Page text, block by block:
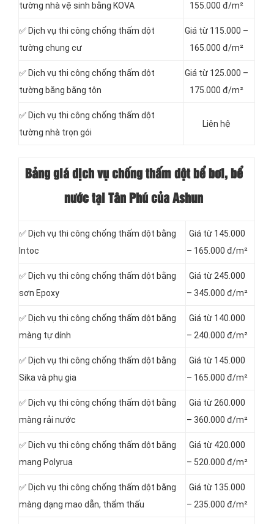
tường nhà vệ sinh bằng KOVA
155.000 đ/m²
✅ Dịch vụ thi công chống thấm dột
tường chung cư
Giá từ 115.000 –
165.000 đ/m²
✅ Dịch vụ thi công chống thấm dột
tường bằng bằng tôn
Giá từ 125.000 –
175.000 đ/m²
✅ Dịch vụ thi công chống thấm dột
tường nhà trọn gói
Liên hệ
Bảng giá dịch vụ chống thấm dột bể bơi, bể
nước tại Tân Phú của Ashun
✅ Dịch vụ thi công chống thấm dột bằng
Intoc
Giá từ 145.000
– 165.000 đ/m²
✅ Dịch vụ thi công chống thấm dột bằng
sơn Epoxy
Giá từ 245.000
– 345.000 đ/m²
✅ Dịch vụ thi công chống thấm dột bằng
màng tự dính
Giá từ 140.000
– 240.000 đ/m²
✅ Dịch vụ thi công chống thấm dột bằng
Sika và phụ gia
Giá từ 145.000
– 165.000 đ/m²
✅ Dịch vụ thi công chống thấm dột bằng
màng rải nước
Giá từ 260.000
– 360.000 đ/m²
✅ Dịch vụ thi công chống thấm dột bằng
mang Polyrua
Giá từ 420.000
– 520.000 đ/m²
✅ Dịch vụ thi công chống thấm dột bằng
màng dạng mao dẫn, thẩm thấu
Giá từ 135.000
– 235.000 đ/m²